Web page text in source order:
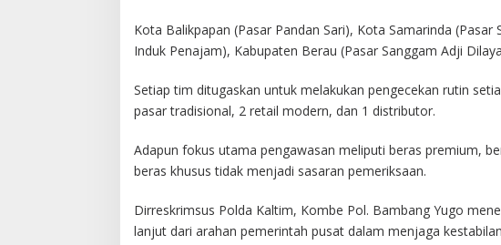
Kota Balikpapan (Pasar Pandan Sari), Kota Samarinda
Induk Penajam), Kabupaten Berau (Pasar Sanggam Adji
Setiap tim ditugaskan untuk melakukan pengecekan rutin
pasar tradisional, 2 retail modern, dan 1 distributor.
Adapun fokus utama pengawasan meliputi beras premium,
beras khusus tidak menjadi sasaran pemeriksaan.
Dirreskrimsus Polda Kaltim, Kombe Pol. Bambang Yugo
lanjut dari arahan pemerintah pusat dalam menjaga